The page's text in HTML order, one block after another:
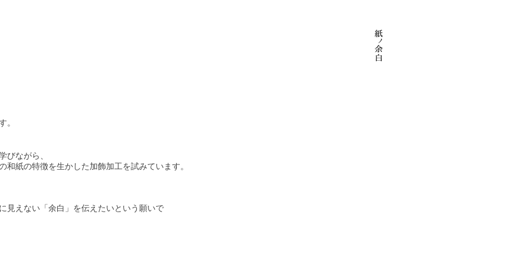
。
びながら、
和紙の特徴を生かした加飾加工を試みています。
見えない「余白」を伝えたいという願いで